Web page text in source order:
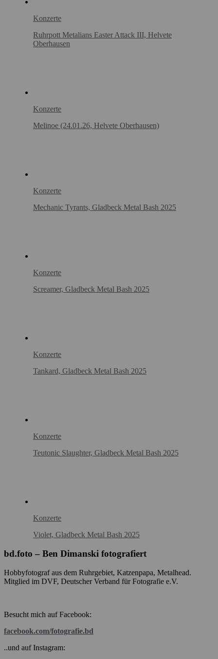
Konzerte
Ruhrpott Metalians Easter Attack III, Helvete
Oberhausen
Konzerte
Melinoe (24.01.26, Helvete Oberhausen)
Konzerte
Mechanic Tyrants, Gladbeck Metal Bash 2025
Konzerte
Screamer, Gladbeck Metal Bash 2025
Konzerte
Tankard, Gladbeck Metal Bash 2025
Konzerte
Teutonic Slaughter, Gladbeck Metal Bash 2025
Konzerte
Violet, Gladbeck Metal Bash 2025
bd.foto – Ben Dimanski fotografiert
Hobbyfotograf aus dem Ruhrgebiet, Katzenpapa, Metalhead.
Mitglied im DVF, Deutscher Verband für Fotografie e.V.
Besucht mich auf Facebook:
facebook.com/fotografie.bd
..und auf Instagram: